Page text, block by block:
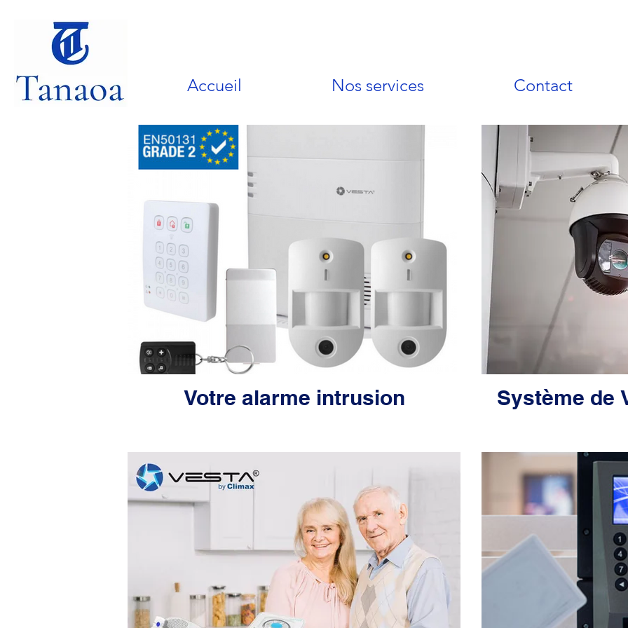
Accueil Nos services Contact
Votre alarme intrusion Système de